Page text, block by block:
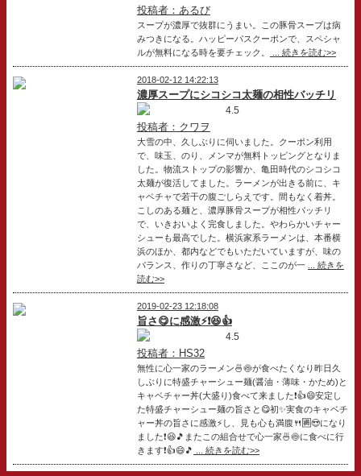
投稿者：あるび
スープが濃厚で抜群にうまい。この豚骨スープは病
みつきになる。ハッピーパスクーポンで、スペシャ
ルが無料になる時を要チェック。
... 続きを読む>>
2018-02-12 14:22:13
濃厚スープにシコシコ太麺の相性バッチリ
4.5
投稿者：クワヲ
大雪の中、久しぶりに伺いました。クーポン利用
で、味玉、のり、メンマが無料トッピングとなりま
した。物流ストップの影響か、亀田時代のシコシコ
太麺が復活してました。ラーメンが出きる前に、キ
ャベチャで若干の腹ごしらえです。間もなく着丼。
こしのある麺と、濃厚豚骨スープが相性バッチリ
で、いきおいよく完食しました。やわらかいチャー
シューも最高でした。横浜家系ラーメンは、本番横
浜のほか、都内などでもいただいていますが、味の
バランス、作りの丁寧さなど、ここのが一
... 続きを
読む>>
2019-02-23 12:18:08
旨さ😋に感激⚡❗😆👍
4.5
投稿者：HS32
無性に心一家のラーメン🍜🍥が食べたくなり昨日久
しぶりに特盛チャーシュー麺(醤油・薄味・かため)と
キャベチャー丼(大盛り)食べて来ました❗👍😄安定し
た特盛チャーシュー麺の旨さと😋初✨実食のキャベチ
ャー丼の旨さに感激⚡し、見も心も満腹🍴🈵😍になり
ました❗😆🎵またこの組合せで心一家🍜🍥に食べに行
きます❗👍😄🎵
... 続きを読む>>